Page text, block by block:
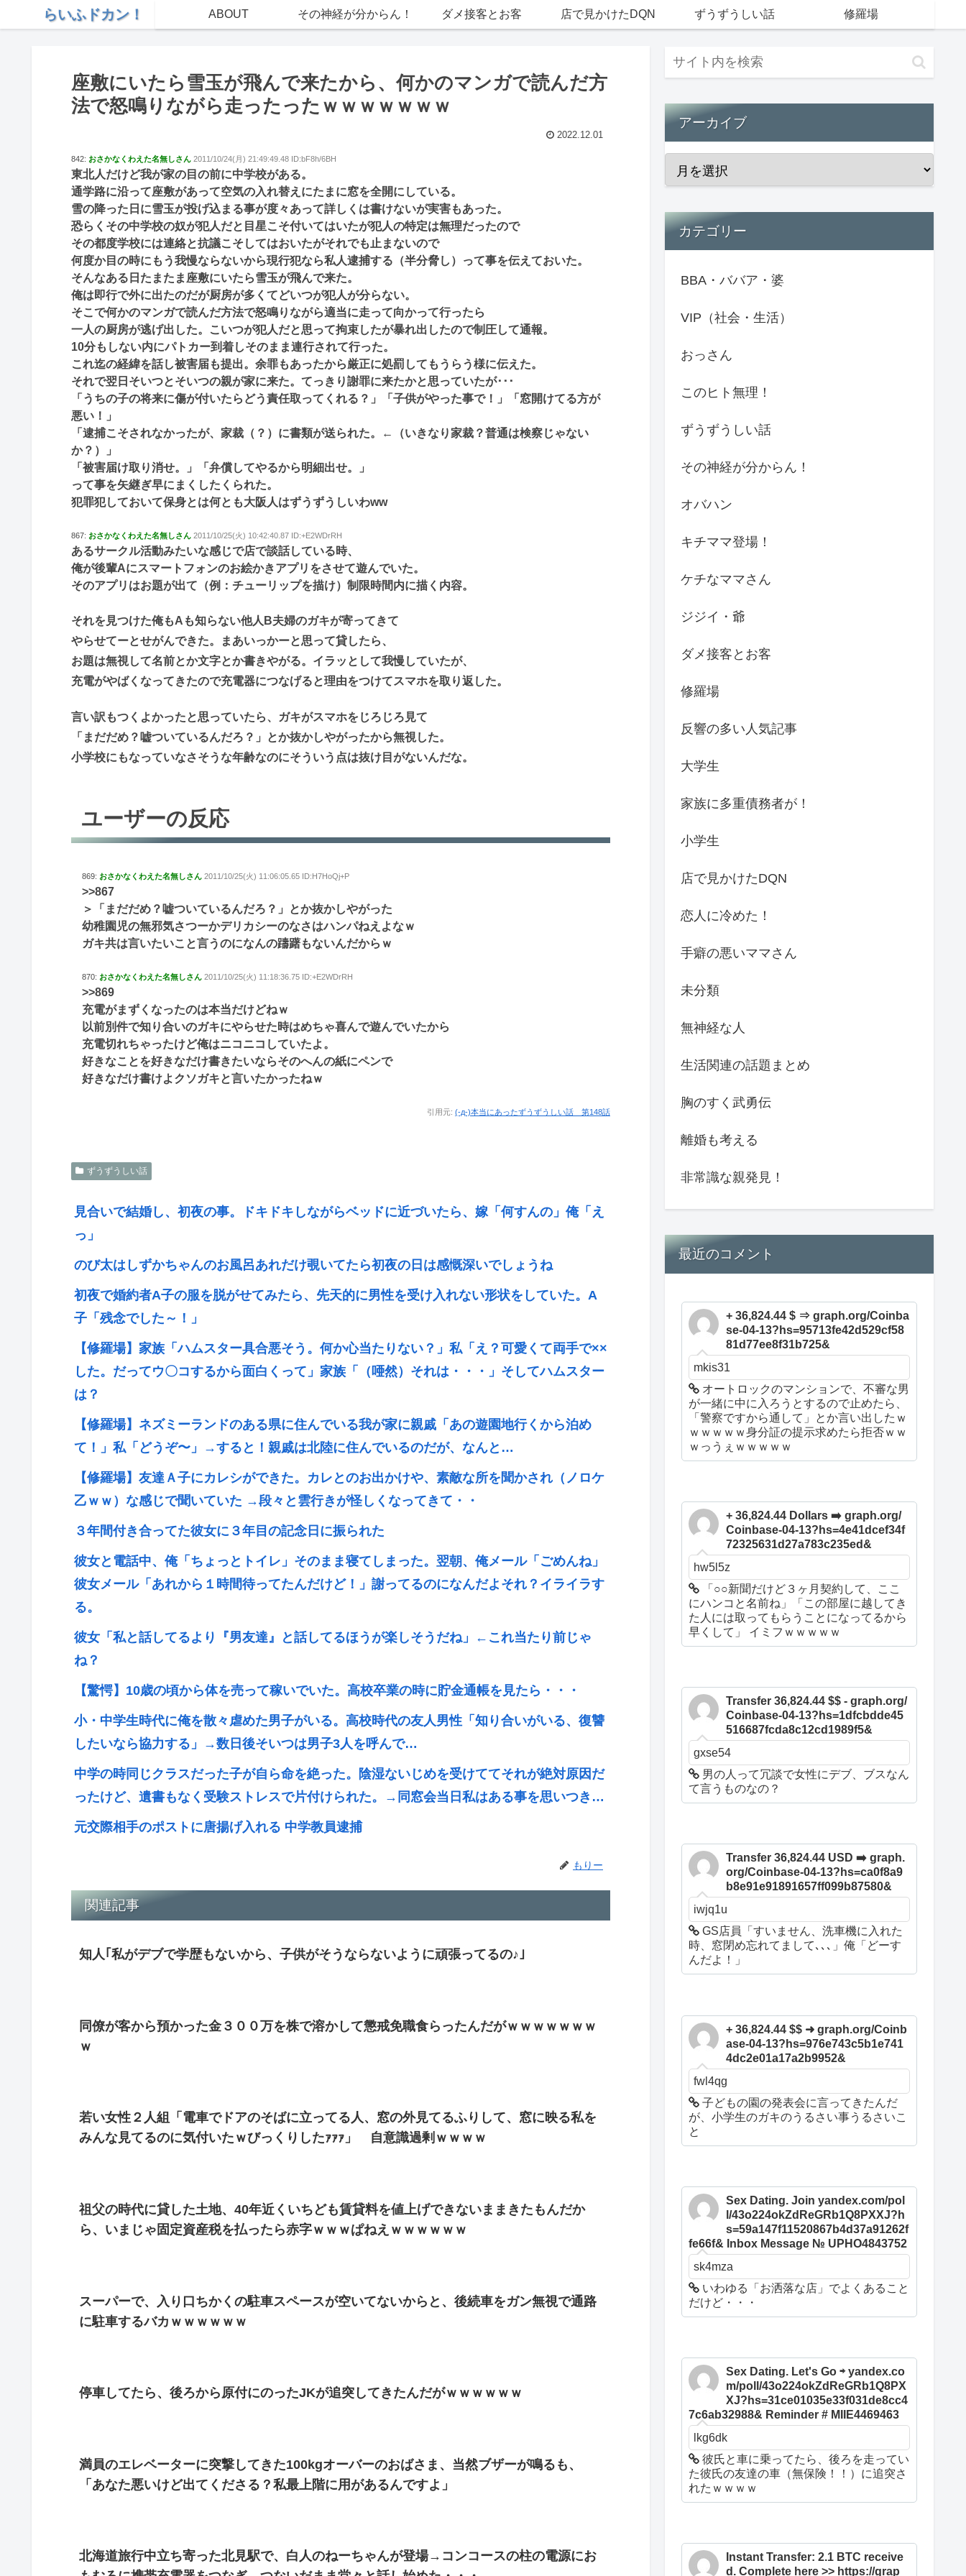
らいふドカン！ ABOUT その神経が分からん！ ダメ接客とお客 店で見かけたDQN ずうずうしい話 修羅場
座敷にいたら雪玉が飛んで来たから、何かのマンガで読んだ方
法で怒鳴りながら走ったったｗｗｗｗｗｗｗ
2022.12.01
842: おさかなくわえた名無しさん 2011/10/24(月) 21:49:49.48 ID:bF8h/6BH
東北人だけど我が家の目の前に中学校がある。
通学路に沿って座敷があって空気の入れ替えにたまに窓を全開にしている。
雪の降った日に雪玉が投げ込まる事が度々あって詳しくは書けないが実害もあった。
恐らくその中学校の奴が犯人だと目星こそ付いてはいたが犯人の特定は無理だったので
その都度学校には連絡と抗議こそしてはおいたがそれでも止まないので
何度か目の時にもう我慢ならないから現行犯なら私人逮捕する（半分脅し）って事を伝えておいた。
そんなある日たまたま座敷にいたら雪玉が飛んで来た。
俺は即行で外に出たのだが厨房が多くてどいつが犯人が分らない。
そこで何かのマンガで読んだ方法で怒鳴りながら適当に走って向かって行ったら
一人の厨房が逃げ出した。こいつが犯人だと思って拘束したが暴れ出したので制圧して通報。
10分もしない内にパトカー到着しそのまま連行されて行った。
これ迄の経緯を話し被害届も提出。余罪もあったから厳正に処罰してもうらう様に伝えた。
それで翌日そいつとそいつの親が家に来た。てっきり謝罪に来たかと思っていたが･･･
「うちの子の将来に傷が付いたらどう責任取ってくれる？」「子供がやった事で！」「窓開けてる方が
悪い！」
「逮捕こそされなかったが、家裁（？）に書類が送られた。←（いきなり家裁？普通は検察じゃない
か？）」
「被害届け取り消せ。」「弁償してやるから明細出せ。」
って事を矢継ぎ早にまくしたくられた。
犯罪犯しておいて保身とは何とも大阪人はずうずうしいわww
867: おさかなくわえた名無しさん 2011/10/25(火) 10:42:40.87 ID:+E2WDrRH
あるサークル活動みたいな感じで店で談話している時、
俺が後輩Aにスマートフォンのお絵かきアプリをさせて遊んでいた。
そのアプリはお題が出て（例：チューリップを描け）制限時間内に描く内容。
それを見つけた俺もAも知らない他人B夫婦のガキが寄ってきて
やらせてーとせがんできた。まあいっかーと思って貸したら、
お題は無視して名前とか文字とか書きやがる。イラッとして我慢していたが、
充電がやばくなってきたので充電器につなげると理由をつけてスマホを取り返した。
言い訳もつくよかったと思っていたら、ガキがスマホをじろじろ見て
「まだだめ？嘘ついているんだろ？」とか抜かしやがったから無視した。
小学校にもなっていなさそうな年齢なのにそういう点は抜け目がないんだな。
ユーザーの反応
869: おさかなくわえた名無しさん 2011/10/25(火) 11:06:05.65 ID:H7HoQj+P
>>867
＞「まだだめ？嘘ついているんだろ？」とか抜かしやがった
幼稚園児の無邪気さつーかデリカシーのなさはハンパねえよなｗ
ガキ共は言いたいこと言うのになんの躊躇もないんだからｗ
870: おさかなくわえた名無しさん 2011/10/25(火) 11:18:36.75 ID:+E2WDrRH
>>869
充電がまずくなったのは本当だけどねｗ
以前別件で知り合いのガキにやらせた時はめちゃ喜んで遊んでいたから
充電切れちゃったけど俺はニコニコしていたよ。
好きなことを好きなだけ書きたいならそのへんの紙にペンで
好きなだけ書けよクソガキと言いたかったねｗ
引用元: (-д-)本当にあったずうずうしい話 第148話
ずうずうしい話
見合いで結婚し、初夜の事。ドキドキしながらベッドに近づいたら、嫁「何すんの」俺「え
っ」
のび太はしずかちゃんのお風呂あれだけ覗いてたら初夜の日は感慨深いでしょうね
初夜で婚約者A子の服を脱がせてみたら、先天的に男性を受け入れない形状をしていた。A
子「残念でした～！」
【修羅場】家族「ハムスター具合悪そう。何か心当たりない？」私「え？可愛くて両手で××
した。だってウ〇コするから面白くって」家族「（唖然）それは・・・」そしてハムスター
は？
【修羅場】ネズミーランドのある県に住んでいる我が家に親戚「あの遊園地行くから泊め
て！」私「どうぞ〜」→すると！親戚は北陸に住んでいるのだが、なんと…
【修羅場】友達Ａ子にカレシができた。カレとのお出かけや、素敵な所を聞かされ（ノロケ
乙ｗｗ）な感じで聞いていた →段々と雲行きが怪しくなってきて・・
３年間付き合ってた彼女に３年目の記念日に振られた
彼女と電話中、俺「ちょっとトイレ」そのまま寝てしまった。翌朝、俺メール「ごめんね」
彼女メール「あれから１時間待ってたんだけど！」謝ってるのになんだよそれ？イライラす
る。
彼女「私と話してるより『男友達』と話してるほうが楽しそうだね」←これ当たり前じゃ
ね？
【驚愕】10歳の頃から体を売って稼いでいた。高校卒業の時に貯金通帳を見たら・・・
小・中学生時代に俺を散々虐めた男子がいる。高校時代の友人男性「知り合いがいる、復讐
したいなら協力する」→数日後そいつは男子3人を呼んで…
中学の時同じクラスだった子が自ら命を絶った。陰湿ないじめを受けててそれが絶対原因だ
ったけど、遺書もなく受験ストレスで片付けられた。→同窓会当日私はある事を思いつき…
元交際相手のポストに唐揚げ入れる 中学教員逮捕
もりー
関連記事
知人｢私がデブで学歴もないから、子供がそうならないように頑張ってるの♪｣
同僚が客から預かった金３００万を株で溶かして懲戒免職食らったんだがｗｗｗｗｗｗｗ
ｗ
若い女性２人組「電車でドアのそばに立ってる人、窓の外見てるふりして、窓に映る私を
みんな見てるのに気付いたｗびっくりしたｧｧｧ」 自意識過剰ｗｗｗｗ
祖父の時代に貸した土地、40年近くいちども賃貸料を値上げできないままきたもんだか
ら、いまじゃ固定資産税を払ったら赤字ｗｗｗぱねえｗｗｗｗｗｗ
スーパーで、入り口ちかくの駐車スペースが空いてないからと、後続車をガン無視で通路
に駐車するバカｗｗｗｗｗｗ
停車してたら、後ろから原付にのったJKが追突してきたんだがｗｗｗｗｗｗ
満員のエレベーターに突撃してきた100kgオーバーのおばさま、当然ブザーが鳴るも、
「あなた悪いけど出てくださる？私最上階に用があるんですよ」
北海道旅行中立ち寄った北見駅で、白人のねーちゃんが登場→コンコースの柱の電源にお
アーカイブ
カテゴリー
BBA・ババア・婆
VIP（社会・生活）
おっさん
このヒト無理！
ずうずうしい話
その神経が分からん！
オバハン
キチママ登場！
ケチなママさん
ジジイ・爺
ダメ接客とお客
修羅場
反響の多い人気記事
大学生
家族に多重債務者が！
小学生
店で見かけたDQN
恋人に冷めた！
手癖の悪いママさん
未分類
無神経な人
生活関連の話題まとめ
胸のすく武勇伝
離婚も考える
非常識な親発見！
最近のコメント
+ 36,824.44 $ ⇒ graph.org/Coinba
se-04-13?hs=95713fe42d529cf58
81d77ee8f31b725&
mkis31
オートロックのマンションで、不審な男
が一緒に中に入ろうとするので止めたら、
「警察ですから通して」とか言い出したｗ
ｗｗｗｗｗ身分証の提示求めたら拒否ｗｗ
ｗっうぇｗｗｗｗｗ
+ 36,824.44 Dollars ➡️ graph.org/
Coinbase-04-13?hs=4e41dcef34f
72325631d27a783c235ed&
hw5l5z
「○○新聞だけど３ヶ月契約して、ここ
にハンコと名前ね」「この部屋に越してき
た人には取ってもらうことになってるから
早くして」 イミフｗｗｗｗｗ
Transfer 36,824.44 $$ - graph.org/
Coinbase-04-13?hs=1dfcbdde45
516687fcda8c12cd1989f5&
gxse54
男の人って冗談で女性にデブ、ブスなん
て言うものなの？
Transfer 36,824.44 USD ➡️ graph.
org/Coinbase-04-13?hs=ca0f8a9
b8e91e91891657ff099b87580&
iwjq1u
GS店員「すいません、洗車機に入れた
時、窓閉め忘れてまして､､､」俺「どーす
んだよ！」
+ 36,824.44 $$ ➜ graph.org/Coinb
ase-04-13?hs=976e743c5b1e741
4dc2e01a17a2b9952&
fwl4qg
子どもの園の発表会に言ってきたんだ
が、小学生のガキのうるさい事うるさいこ
と
Sex Dating. Join yandex.com/pol
l/43o224okZdReGRb1Q8PXXJ?h
s=59a147f11520867b4d37a91262f
fe66f& Inbox Message № UPHO4843752
sk4mza
いわゆる「お洒落な店」でよくあること
だけど・・・
Sex Dating. Let's Go ⇨ yandex.co
m/poll/43o224okZdReGRb1Q8PX
XJ?hs=31ce01035e33f031de8cc4
7c6ab32988& Reminder # MIIE4469463
lkg6dk
彼氏と車に乗ってたら、後ろを走ってい
た彼氏の友達の車（無保険！！）に追突さ
れたｗｗｗｗ
Instant Transfer: 2.1 BTC receive
d. Complete here >> https://grap